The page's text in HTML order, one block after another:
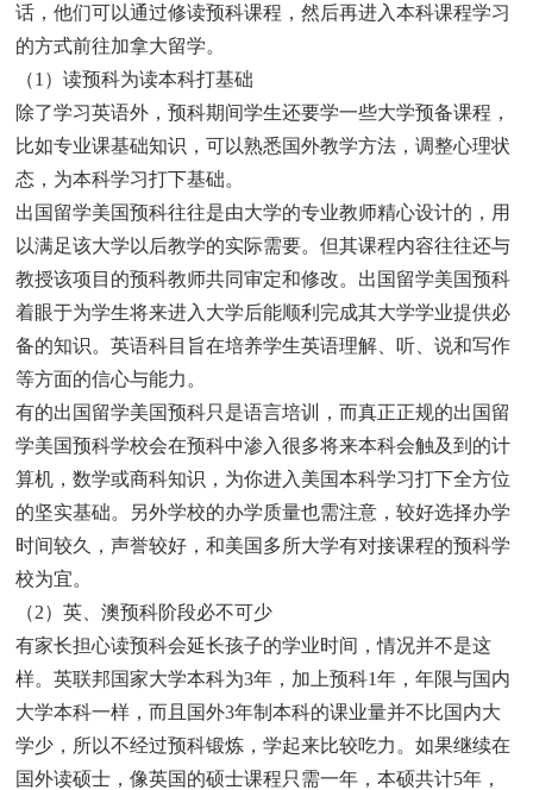
话，他们可以通过修读预科课程，然后再进入本科课程学习
的方式前往加拿大留学。
（1）读预科为读本科打基础
除了学习英语外，预科期间学生还要学一些大学预备课程，
比如专业课基础知识，可以熟悉国外教学方法，调整心理状
态，为本科学习打下基础。
出国留学美国预科往往是由大学的专业教师精心设计的，用
以满足该大学以后教学的实际需要。但其课程内容往往还与
教授该项目的预科教师共同审定和修改。出国留学美国预科
着眼于为学生将来进入大学后能顺利完成其大学学业提供必
备的知识。英语科目旨在培养学生英语理解、听、说和写作
等方面的信心与能力。
有的出国留学美国预科只是语言培训，而真正正规的出国留
学美国预科学校会在预科中渗入很多将来本科会触及到的计
算机，数学或商科知识，为你进入美国本科学习打下全方位
的坚实基础。另外学校的办学质量也需注意，较好选择办学
时间较久，声誉较好，和美国多所大学有对接课程的预科学
校为宜。
（2）英、澳预科阶段必不可少
有家长担心读预科会延长孩子的学业时间，情况并不是这
样。英联邦国家大学本科为3年，加上预科1年，年限与国内
大学本科一样，而且国外3年制本科的课业量并不比国内大
学少，所以不经过预科锻炼，学起来比较吃力。如果继续在
国外读硕士，像英国的硕士课程只需一年，本硕共计5年，